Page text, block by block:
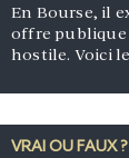
En Bourse, il
offre publique
hostile. Voici
VRAI OU FAUX ?